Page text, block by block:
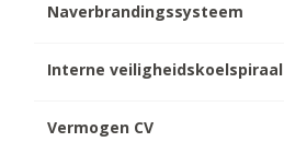
Naverbrandingssysteem
Interne veiligheidskoelspiraal
Vermogen CV